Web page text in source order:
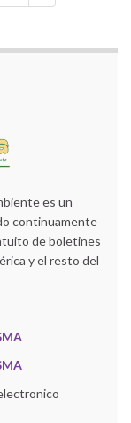
es un
continuamente
de boletines
y el resto del